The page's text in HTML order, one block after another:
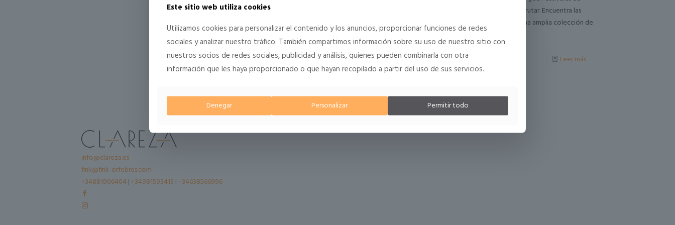
música, fiestas por doquier, largos días y momentos para disfrutar. Encuentra las
joyas Clareza que mejor se adapten a tu imagen. Tenemos una amplia colección de
diseños, tamaños y acabados. Siéntete
Leer más
info@clareza.es
fink@fink-orfebres.com
+34881906404 |+34981593413 |+34638566996
Este sitio web utiliza cookies
Utilizamos cookies para personalizar el contenido y los anuncios, proporcionar funciones de redes
sociales y analizar nuestro tráfico. También compartimos información sobre su uso de nuestro sitio con
nuestros socios de redes sociales, publicidad y análisis, quienes pueden combinarla con otra
información que les haya proporcionado o que hayan recopilado a partir del uso de sus servicios.
Denegar Personalizar Permitir todo